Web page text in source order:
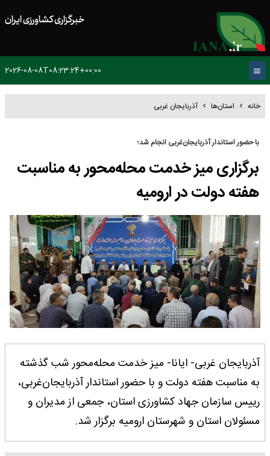
خبرگزاری کشاورزی ایران
2026-08-08T08:23:24+00:00
خانه استان‌ها آذربایجان غربی
با حضور استاندار آذربایجان‌غربی انجام شد؛
برگزاری میز خدمت محله‌محور به‌ مناسبت
هفته دولت در ارومیه
آذربایجان غربی- ایانا- میز خدمت محله‌محور شب گذشته
به مناسبت هفته دولت و با حضور استاندار آذربایجان‌غربی،
رییس سازمان جهاد کشاورزی استان، جمعی از مدیران و
مسئولان استان و شهرستان ارومیه برگزار شد.